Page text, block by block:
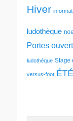
Hiver
ludothèque
Portes
ludothèque Stage
versus-foot ÉTÉ